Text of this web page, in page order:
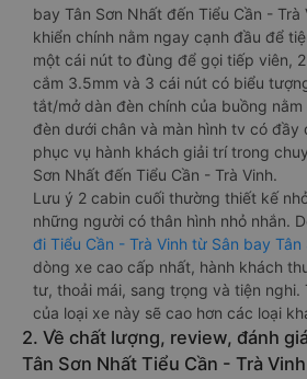
bay Tân Sơn Nhất đến Tiểu Cần - Trà
khiển chính nằm ngay cạnh đầu để
một cái nút to đùng để gọi tiếp viên,
cắm 3.5mm và 3 cái nút có biểu
tắt/mở dàn đèn chính của buồng
đèn dưới chân và màn hình tv có đầy
phục vụ hành khách giải trí trong
Sơn Nhất đến Tiểu Cần - Trà Vinh.
Lưu ý 2 cabin cuối thường thiết kế
những người có thân hình nhỏ nhắn.
đi Tiểu Cần - Trà Vinh từ Sân bay Tân
dòng xe cao cấp nhất, hành khách
tư, thoải mái, sang trọng và tiện nghi.
của loại xe này sẽ cao hơn các loại
2. Về chất lượng, review, đánh
Tân Sơn Nhất Tiểu Cần - Trà